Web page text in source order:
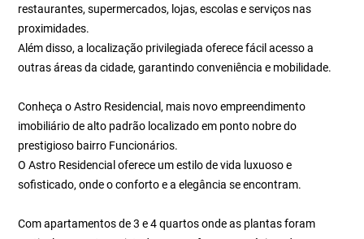
restaurantes, supermercados, lojas, escolas e serviços nas
proximidades.
Além disso, a localização privilegiada oferece fácil acesso a
outras áreas da cidade, garantindo conveniência e mobilidade.
Conheça o Astro Residencial, mais novo empreendimento
imobiliário de alto padrão localizado em ponto nobre do
prestigioso bairro Funcionários.
O Astro Residencial oferece um estilo de vida luxuoso e
sofisticado, onde o conforto e a elegância se encontram.
Com apartamentos de 3 e 4 quartos onde as plantas foram